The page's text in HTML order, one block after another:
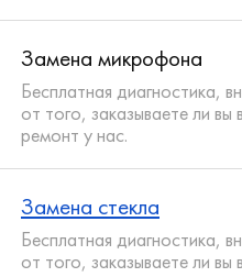
Замена микрофона
Бесплатная диагностика,
от того, заказываете ли
ремонт у нас.
Замена стекла
Бесплатная диагностика,
от того, заказываете ли